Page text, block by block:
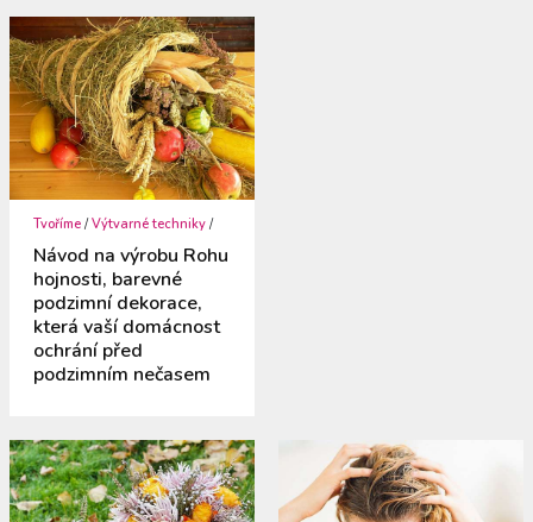
Tvoříme /Výtvarné techniky /
Návod na výrobu Rohu
hojnosti, barevné
podzimní dekorace,
která vaší domácnost
ochrání před
podzimním nečasem